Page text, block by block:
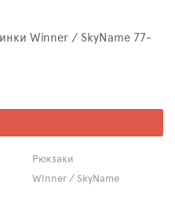
Winner / SkyName 77-
Рюкзаки
Winner / SkyName